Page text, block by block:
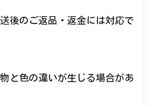
後のご返品・返金には対応で
と色の違いが生じる場合があ